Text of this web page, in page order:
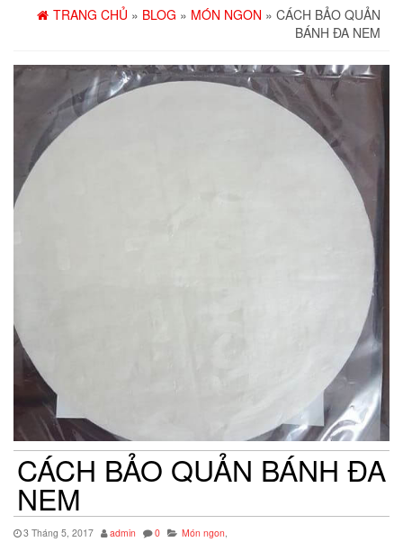
TRANG CHỦ » BLOG » MÓN NGON » CÁCH BẢO QUẢN
BÁNH ĐA NEM
CÁCH BẢO QUẢN BÁNH ĐA
NEM
3 Tháng 5, 2017 admin 0 Món ngon,